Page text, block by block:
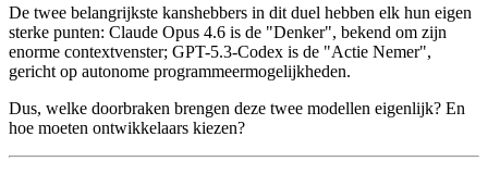
De twee belangrijkste kanshebbers in dit duel hebben elk hun eigen
sterke punten: Claude Opus 4.6 is de "Denker", bekend om zijn
enorme contextvenster; GPT-5.3-Codex is de "Actie Nemer",
gericht op autonome programmeermogelijkheden.
Dus, welke doorbraken brengen deze twee modellen eigenlijk? En
hoe moeten ontwikkelaars kiezen?